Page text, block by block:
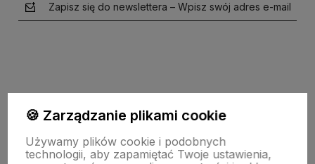
Zapisz się do newslettera – Wpisz swój adres e-mail
polityce prywatności
🍪 Zarządzanie plikami cookie
Używamy plików cookie i podobnych
technologii, aby zapamiętać Twoje ustawienia,